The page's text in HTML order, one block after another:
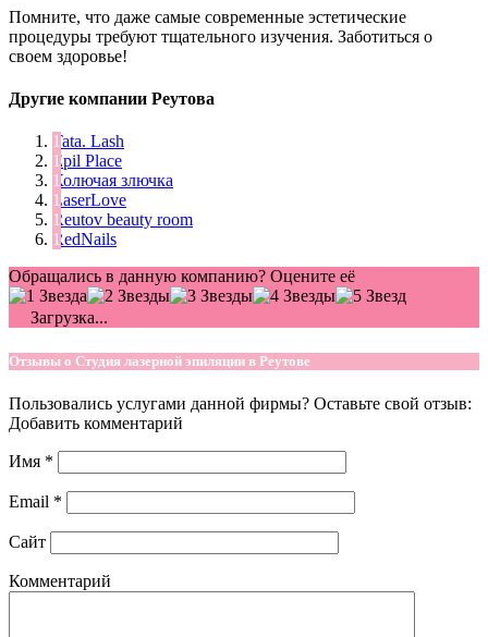
Помните, что даже самые современные эстетические
процедуры требуют тщательного изучения. Заботиться о
своем здоровье!
Другие компании Реутова
Tata. Lash
Epil Place
Колючая злючка
LaserLove
Reutov beauty room
RedNails
Обращались в данную компанию? Оцените её
Загрузка...
Отзывы о Студия лазерной эпиляции в Реутове
Пользовались услугами данной фирмы? Оставьте свой отзыв:
Добавить комментарий
Имя *
Email *
Сайт
Комментарий